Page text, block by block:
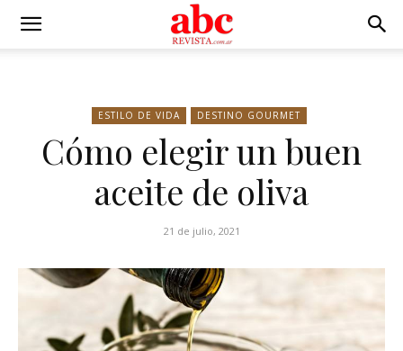
ESTILO DE VIDA DESTINO GOURMET
Cómo elegir un buen
aceite de oliva
21 de julio, 2021